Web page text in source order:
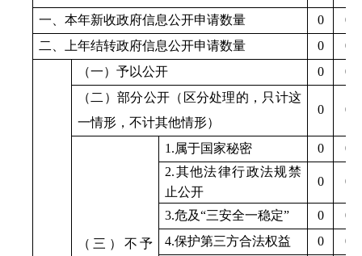
一、本年新收政府信息公开申请数量 0
0
二、上年结转政府信息公开申请数量
0 0
（一）予以公开 0
0
（二）部分公开（区分处理的，只计这
一情形，不计其他情形）
0 0
（三）不予
1.属于国家秘密 0
0
2.其他法律行政法规禁
止公开
0 0
3.危及“三安全一稳定” 0
0
4.保护第三方合法权益 0
0